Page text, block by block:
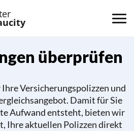
überprüfen
Versicherungspolizzen und
Damit für Sie
Aufwand entsteht, bieten wir
Ihre aktuellen Polizzen direkt